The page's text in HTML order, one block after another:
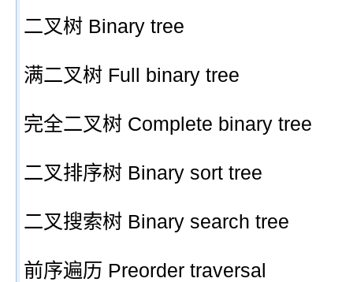
二叉树 Binary tree
满二叉树 Full binary tree
完全二叉树 Complete binary tree
二叉排序树 Binary sort tree
二叉搜索树 Binary search tree
前序遍历 Preorder traversal